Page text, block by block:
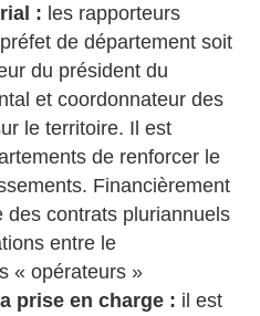
: les rapporteurs
de département soit
du président du
et coordonnateur des
le territoire. Il est
de renforcer le
Financièrement
des contrats pluriannuels
entre le
« opérateurs »
prise en charge : il est